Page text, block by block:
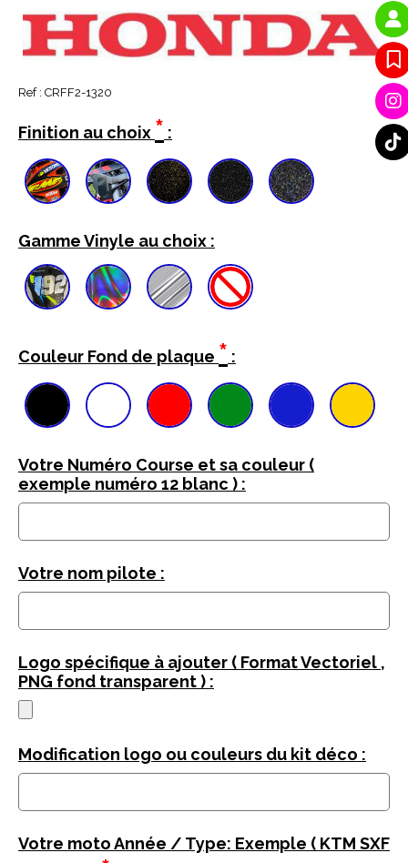
Ref : CRFF2-1320
Finition au choix * :
Gamme Vinyle au choix :
Couleur Fond de plaque * :
Votre Numéro Course et sa couleur (
exemple numéro 12 blanc ) :
Votre nom pilote :
Logo spécifique à ajouter ( Format Vectoriel ,
PNG fond transparent ) :
Modification logo ou couleurs du kit déco :
Votre moto Année / Type: Exemple ( KTM SXF